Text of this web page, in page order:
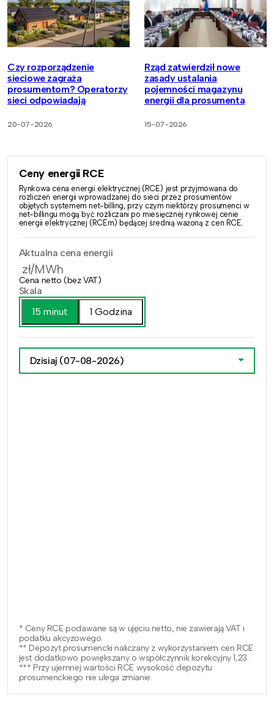
Czy rozporządzenie
sieciowe zagraża
prosumentom? Operatorzy
sieci odpowiadają
20-07-2026
Rząd zatwierdził nowe
zasady ustalania
pojemności magazynu
energii dla prosumenta
15-07-2026
Ceny energii RCE
Rynkowa cena energii elektrycznej (RCE) jest przyjmowana do
rozliczeń energii wprowadzanej do sieci przez prosumentów
objętych systemem net-billing, przy czym niektórzy prosumenci w
net-billingu mogą być rozliczani po miesięcznej rynkowej cenie
energii elektrycznej (RCEm) będącej średnią ważoną z cen RCE.
Aktualna cena energii
zł/MWh
Cena netto (bez VAT)
Skala
15 minut
1 Godzina
Dzisiaj (07-08-2026)
* Ceny RCE podawane są w ujęciu netto, nie zawierają VAT i
podatku akcyzowego.
** Depozyt prosumencki naliczany z wykorzystaniem cen RCE
jest dodatkowo powiększany o współczynnik korekcyjny 1,23.
*** Przy ujemnej wartości RCE wysokość depozytu
prosumenckiego nie ulega zmianie.